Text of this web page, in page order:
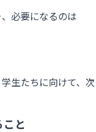
必要になるのは
生たちに向けて、次
と